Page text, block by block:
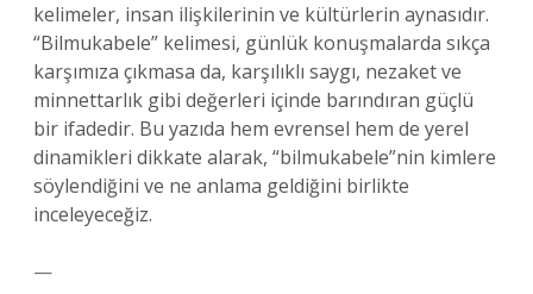
kelimeler, insan ilişkilerinin ve kültürlerin aynasıdır.
“Bilmukabele” kelimesi, günlük konuşmalarda sıkça
karşımıza çıkmasa da, karşılıklı saygı, nezaket ve
minnettarlık gibi değerleri içinde barındıran güçlü
bir ifadedir. Bu yazıda hem evrensel hem de yerel
dinamikleri dikkate alarak, “bilmukabele”nin kimlere
söylendiğini ve ne anlama geldiğini birlikte
inceleyeceğiz.
—